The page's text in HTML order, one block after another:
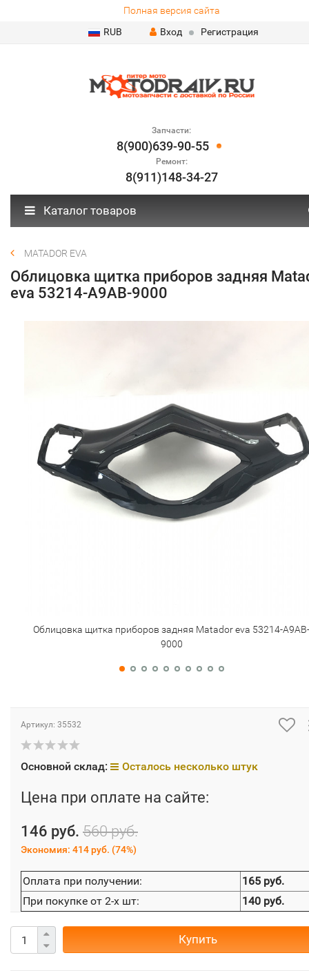
Полная версия сайта
RUB
Вход Регистрация
Запчасти:
8(900)639-90-55
Ремонт:
8(911)148-34-27
Каталог товаров
MATADOR EVA
Облицовка щитка приборов задняя
eva 53214-A9AB-9000
Облицовка щитка приборов задняя Matador eva 53214-A9AB-
9000
Артикул: 35532
Основной склад: Осталось несколько штук
Цена при оплате на сайте:
146 руб. 560 руб.
Экономия: 414 руб. (74%)
Оплата при получении:
165 руб.
При покупке от 2-х шт:
140 руб.
Купить